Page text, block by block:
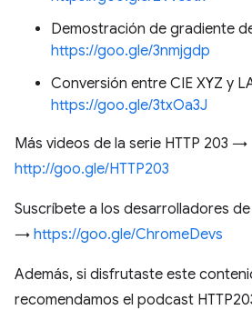
Demostración de gradiente
https://goo.gle/3nmjgdp
Conversión entre CIE XYZ y
https://goo.gle/3txOa3J
Más videos de la serie HTTP 203 →
http://goo.gle/HTTP203
Suscríbete a los desarrolladores
→ https://goo.gle/ChromeDevs
Además, si disfrutaste este
recomendamos el podcast